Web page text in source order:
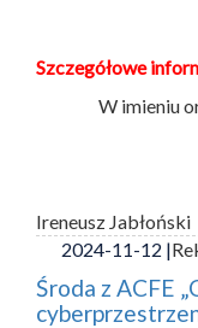
Szczegółowe
W imieniu
Ireneusz Jabłoński
2024-11-12 |
Środa z ACFE